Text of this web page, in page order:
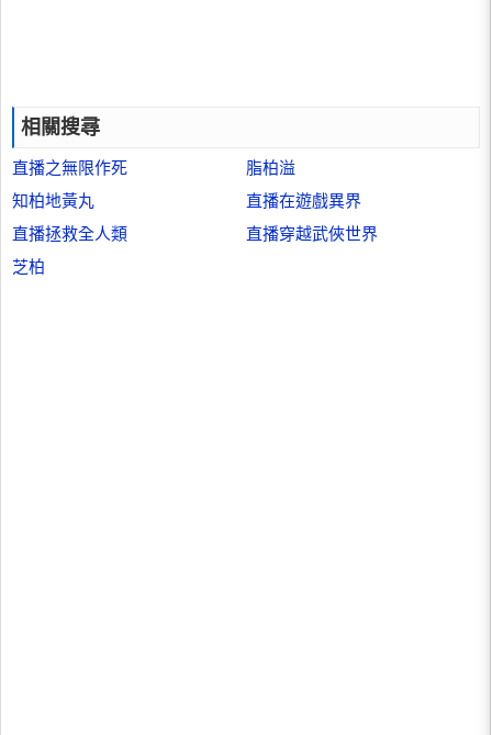
相關搜尋
直播之無限作死
脂柏溢
知柏地黃丸
直播在遊戲異界
直播拯救全人類
直播穿越武俠世界
芝柏